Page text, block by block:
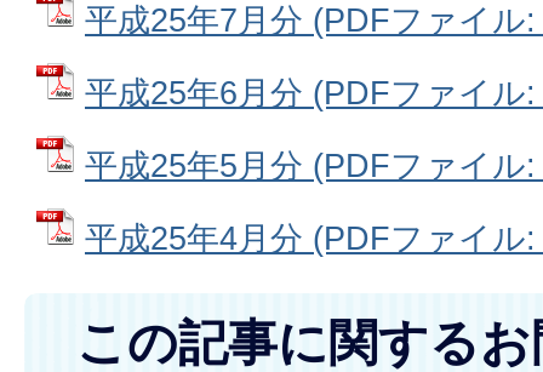
平成25年7月分 (PDFファイル
平成25年6月分 (PDFファイル
平成25年5月分 (PDFファイル
平成25年4月分 (PDFファイル
この記事に関する